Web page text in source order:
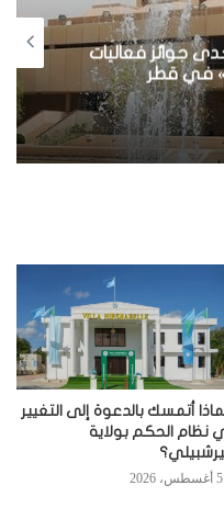
باسم الرئاسة
أتمسك بالدعوة إلى التغيير
نظام الحكم بولاية
5 أغسطس، 2026